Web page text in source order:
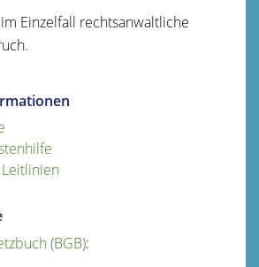
Einzelfall rechtsanwaltliche
(BGB):